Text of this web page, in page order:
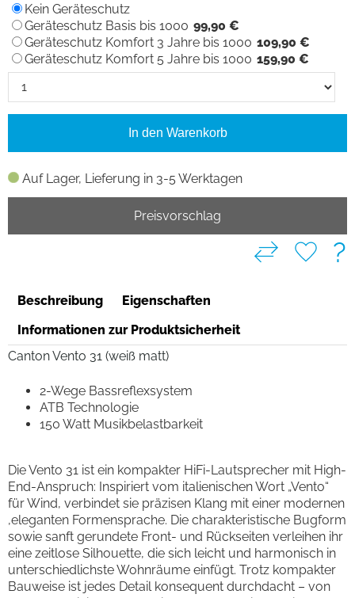
Auf Lager, Lieferung in 3-5 Werktagen
Kein Geräteschutz
Geräteschutz Basis bis 1000 99,90 €
Geräteschutz Komfort 3 Jahre bis 1000 109,90 €
Geräteschutz Komfort 5 Jahre bis 1000 159,90 €
In den Warenkorb
Preisvorschlag
?
Beschreibung
Eigenschaften
Informationen zur Produktsicherheit
Canton Vento 31 (weiß matt)
2-Wege Bassreflexsystem
ATB Technologie
150 Watt Musikbelastbarkeit
Die Vento 31 ist ein kompakter HiFi-Lautsprecher mit High-
End-Anspruch: Inspiriert vom italienischen Wort „Vento“
für Wind, verbindet sie präzisen Klang mit einer modernen
,eleganten Formensprache. Die charakteristische Bugform
sowie sanft gerundete Front- und Rückseiten verleihen ihr
eine zeitlose Silhouette, die sich leicht und harmonisch in
unterschiedlichste Wohnräume einfügt. Trotz kompakter
Bauweise ist jedes Detail konsequent durchdacht – von